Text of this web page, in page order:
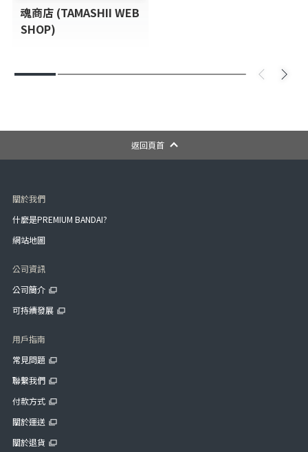
魂商店 (TAMASHII WEB
SHOP)
返回頁首
關於我們
什麼是PREMIUM BANDAI?
網站地圖
公司資訊
公司簡介
可持續發展
用戶指南
常見問題
聯繫我們
付款方式
關於運送
關於退貨